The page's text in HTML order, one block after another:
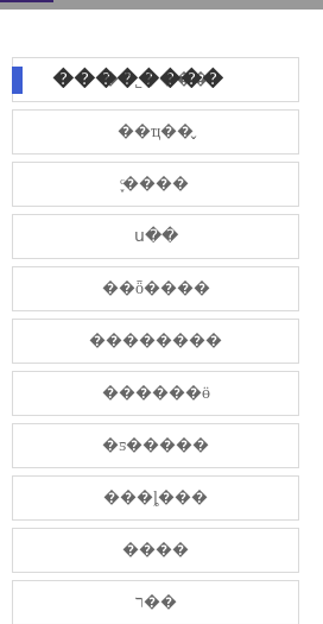
��������
��˾����
��ҵ��̬
֪ͨ����
ս��
��ȫ����
��������
������ӫ
�ƽ�����
���ȴ���
����
ר��